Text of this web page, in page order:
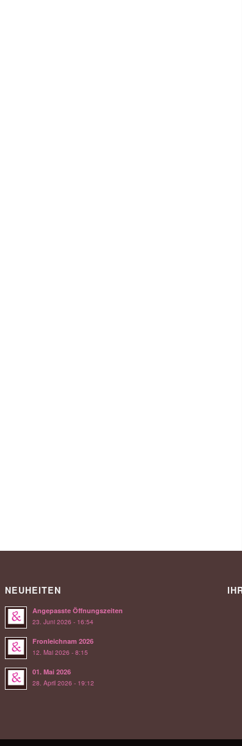
NEUHEITEN
Angepasste Öffnungszeiten
23. Juni 2026 - 16:54
Fronleichnam 2026
12. Mai 2026 - 8:15
01. Mai 2026
28. April 2026 - 19:12